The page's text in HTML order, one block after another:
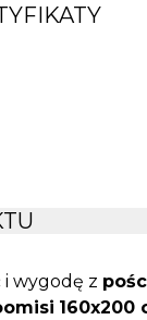
i wygodę z
160x200